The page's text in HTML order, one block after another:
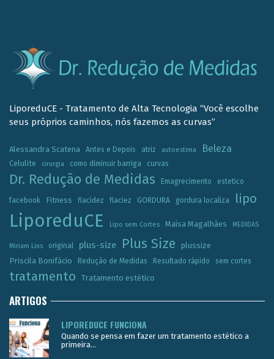
LiporeduCE - Tratamento de Alta Tecnologia “Você escolhe
seus próprios caminhos, nós fazemos as curvas”
Alessandra Scatena Antes e Depois atriz autoestima Beleza
Celulite cirurgia como diminuir barriga curvas
Dr. Redução de Medidas Emagrecimento estetico
facebook Fitness flacidez flaciez GORDURA gordura localiza lipo
LiporeduCE Lipo sem Cortes Maísa Magalhães MEDIDAS
Miriam Lins original plus-size Plus Size
plussize
Priscila Bonifácio
Redução de Medidas Resultado rápido sem cortes
tratamento Tratamento estético
ARTIGOS
LIPOREDUCE FUNCIONA
Quando se pensa em fazer um tratamento estético a
primeira...